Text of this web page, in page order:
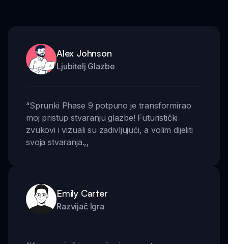
Alex Johnson
Ljubitelj Glazbe
“Sprunki Phase 9 potpuno je transformirao
moj pristup stvaranju glazbe! Futuristički
zvukovi i vizuali su zadivljujući, a volim dijeliti
svoja stvaranja.,,
Emily Carter
Razvijač Igra